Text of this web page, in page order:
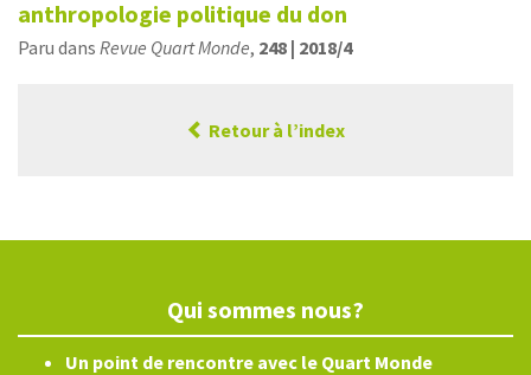
anthropologie politique du don
Paru dans Revue Quart Monde, 248 | 2018/4
Retour à l’index
Qui sommes nous?
Un point de rencontre avec le Quart Monde